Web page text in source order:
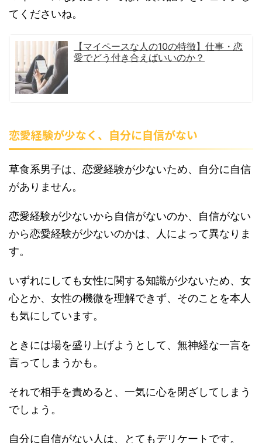
てくださいね。
【マイペースな人の10の特徴】仕事・恋
愛でどう付き合えばいいのか？
恋愛経験が少なく、自分に自信がない
草食系男子は、恋愛経験が少ないため、自分に自信
がありません。
恋愛経験が少ないから自信がないのか、自信がない
から恋愛経験が少ないのかは、人によって異なりま
す。
いずれにしても女性に関する知識が少ないため、女
心とか、女性の機微を理解できず、そのことを本人
も気にしています。
ときには場を盛り上げようとして、無神経な一言を
言ってしまうかも。
それで相手を責めると、一気に心を閉ざしてしまう
でしょう。
自分に自信がない人は、とてもデリケートです。